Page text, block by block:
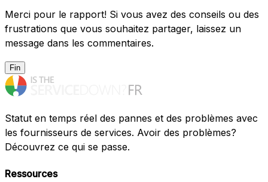
Merci pour le rapport! Si vous avez des conseils ou des
frustrations que vous souhaitez partager, laissez un
message dans les commentaires.
Fin
Statut en temps réel des pannes et des problèmes avec
les fournisseurs de services. Avoir des problèmes?
Découvrez ce qui se passe.
Ressources